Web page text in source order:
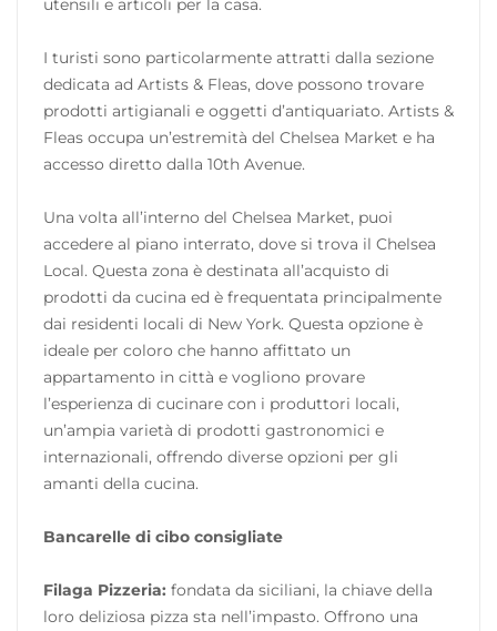
utensili e articoli per la casa.
I turisti sono particolarmente attratti dalla sezione
dedicata ad Artists & Fleas, dove possono trovare
prodotti artigianali e oggetti d’antiquariato. Artists &
Fleas occupa un’estremità del Chelsea Market e ha
accesso diretto dalla 10th Avenue.
Una volta all’interno del Chelsea Market, puoi
accedere al piano interrato, dove si trova il Chelsea
Local. Questa zona è destinata all’acquisto di
prodotti da cucina ed è frequentata principalmente
dai residenti locali di New York. Questa opzione è
ideale per coloro che hanno affittato un
appartamento in città e vogliono provare
l’esperienza di cucinare con i produttori locali,
un’ampia varietà di prodotti gastronomici e
internazionali, offrendo diverse opzioni per gli
amanti della cucina.
Bancarelle di cibo consigliate
Filaga Pizzeria: fondata da siciliani, la chiave della
loro deliziosa pizza sta nell’impasto. Offrono una